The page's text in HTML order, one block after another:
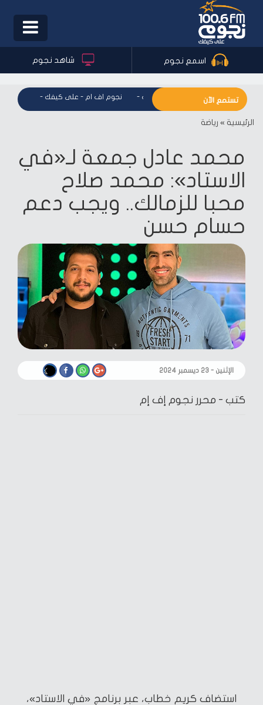
Toggle
اسمع نجوم شاهد نجوم
تستمع الآن - نجوم اف ام - على كيفك - نجوم اف ام - على كيفك نجوم
الرئيسية » رياضة
محمد عادل جمعة لـ«في
الاستاد»: محمد صلاح
محبا للزمالك.. ويجب دعم
حسام حسن
الإثنين - ٢٣ ديسمبر ٢٠٢٤
كتب - محرر نجوم إف إم
استضاف كريم خطاب، عبر برنامج «في الاستاد»،